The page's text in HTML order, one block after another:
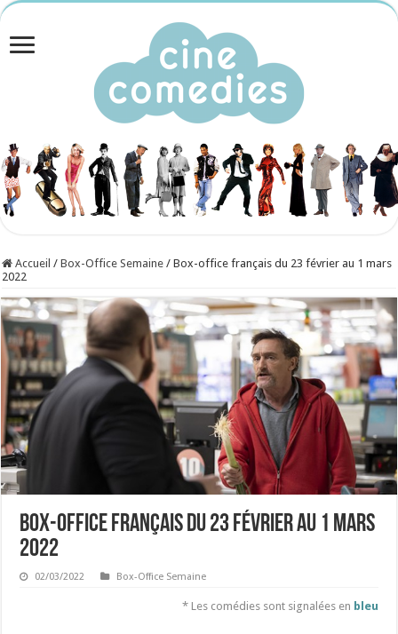
Accueil / Box-Office Semaine / Box-office français du 23 février au 1 mars
2022
Box-office français du 23 février au 1 mars
2022
02/03/2022 Box-Office Semaine
* Les comédies sont signalées en bleu